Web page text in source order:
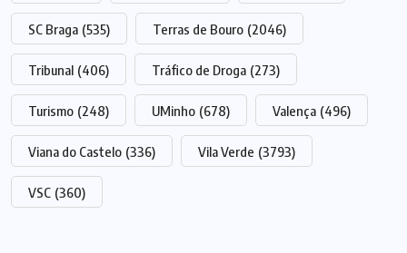
SC Braga (535) Terras de Bouro (2046)
Tribunal (406) Tráfico de Droga (273)
Turismo (248) UMinho (678) Valença (496)
Viana do Castelo (336) Vila Verde (3793)
VSC (360)